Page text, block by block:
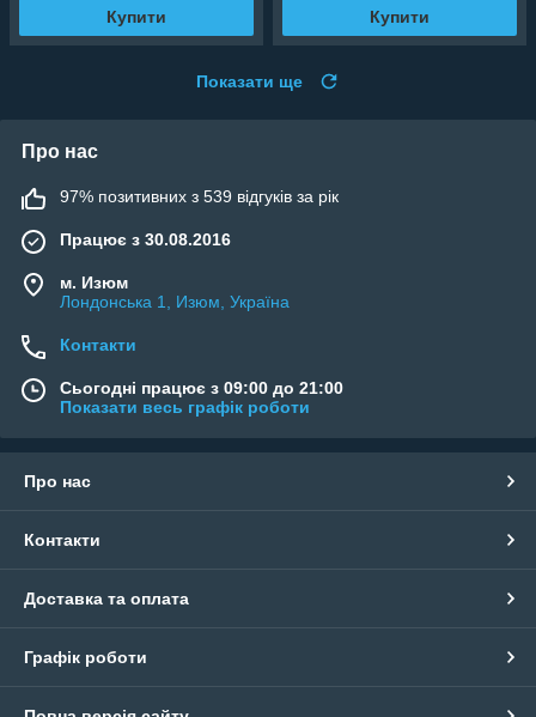
Купити Купити
Показати ще
Про нас
97% позитивних з 539 відгуків за рік
Працює з 30.08.2016
м. Изюм
Лондонська 1, Изюм, Україна
Контакти
Сьогодні працює з 09:00 до 21:00
Показати весь графік роботи
Про нас
Контакти
Доставка та оплата
Графік роботи